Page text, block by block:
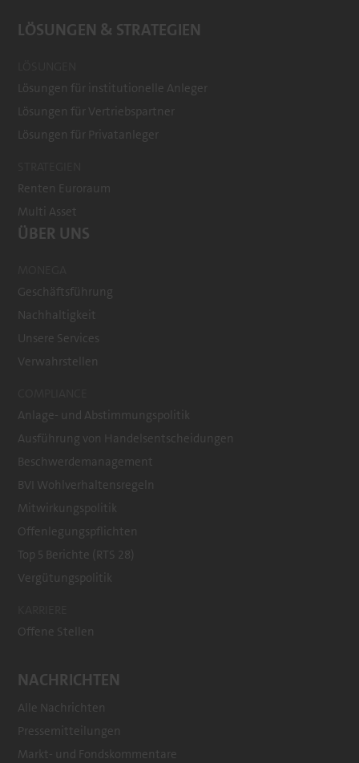
LÖSUNGEN & STRATEGIEN
Lösungen für institutionelle Anleger
Lösungen für Vertriebspartner
Lösungen für Privatanleger
Renten Euroraum
Multi Asset
ÜBER UNS
Geschäftsführung
Nachhaltigkeit
Unsere Services
Verwahrstellen
Anlage- und Abstimmungspolitik
Ausführung von Handelsentscheidungen
Beschwerdemanagement
BVI Wohlverhaltensregeln
Mitwirkungspolitik
Offenlegungspflichten
Top 5 Berichte (RTS 28)
Vergütungspolitik
Offene Stellen
NACHRICHTEN
Alle Nachrichten
Pressemitteilungen
Markt- und Fondskommentare